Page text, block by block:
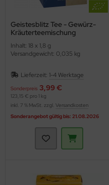
Geistesblitz Tee - Gewürz-
Kräuterteemischung
Inhalt: 18 x 1,8 g
Versandgewicht: 0,035 kg
Lieferzeit: 1-4 Werktage
Sonderpreis 3,99 €
123,15 € pro 1 kg
inkl. 7 % MwSt. zzgl. Versandkosten
Sonderangebot gültig bis: 21.08.2026